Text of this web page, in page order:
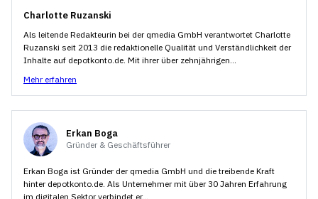
Charlotte Ruzanski
Als leitende Redakteurin bei der qmedia GmbH verantwortet Charlotte
Ruzanski seit 2013 die redaktionelle Qualität und Verständlichkeit der
Inhalte auf depotkonto.de. Mit ihrer über zehnjährigen...
Mehr erfahren
Erkan Boga
Gründer & Geschäftsführer
Erkan Boga ist Gründer der qmedia GmbH und die treibende Kraft
hinter depotkonto.de. Als Unternehmer mit über 30 Jahren Erfahrung
im digitalen Sektor verbindet er...